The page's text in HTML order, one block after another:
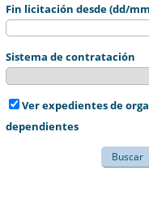
Fin licitación desde (dd/
Sistema de contratación
Ver expedientes de
dependientes